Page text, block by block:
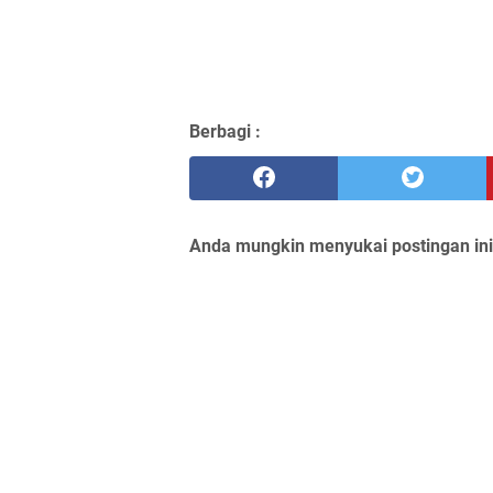
Berbagi :
Anda mungkin menyukai postingan